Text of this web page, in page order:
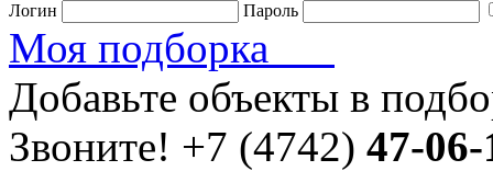
Логин Пароль
Моя подборка
Добавьте объекты в
Звоните! +7 (4742) 47-06-